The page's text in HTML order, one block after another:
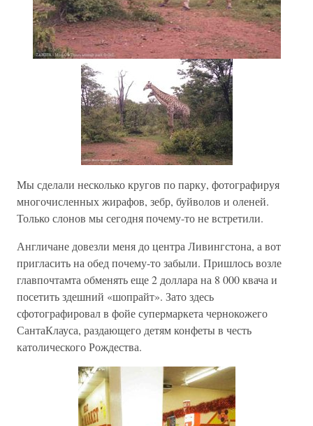
Мы сделали несколько кругов по парку, фотографируя
многочисленных жирафов, зебр, буйволов и оленей.
Только слонов мы сегодня почему-то не встретили.
Англичане довезли меня до центра Ливингстона, а вот
пригласить на обед почему-то забыли. Пришлось возле
главпочтамта обменять еще 2 доллара на 8 000 квача и
посетить здешний «шопрайт». Зато здесь
сфотографировал в фойе супермаркета чернокожего
СантаКлауса, раздающего детям конфеты в честь
католического Рождества.